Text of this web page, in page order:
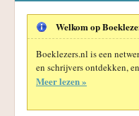
Welkom op
Boeklezers.nl is een
en schrijvers ontdekken,
Meer lezen »